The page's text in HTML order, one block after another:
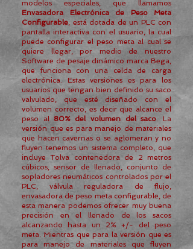
modelos especiales, que llamamos
Envasadora Electrónica de Peso Meta
Configurable, está dotada de un PLC con
pantalla interactiva con el usuario, la cual
puede configurar el peso meta al cual se
quiere llegar, por medio de nuestro
Software de pesaje dinámico marca Bega,
que funciona con una celda de carga
electrónica. Estas versiones es para los
usuarios que tengan bien definido su saco
valvulado, que esté diseñado con el
volumen correcto, es decir que alcance el
peso al80% del volumen del saco. La
versión que es para manejo de materiales
que hacen cavernas o se aglomeran y no
fluyen tenemos un sistema completo, que
incluye Tolva contenedora de 2 metros
cúbicos, sensor de llenado, conjunto de
sopladores neumáticos controlados por el
PLC, válvula reguladora de flujo,
envasadora de peso meta configurable, de
esta manera podemos ofrecer muy buena
precisión en el llenado de los sacos
alcanzando hasta un 2% +/- del peso
meta. Mientras que para la versión que es
para manejo de materiales que fluyen